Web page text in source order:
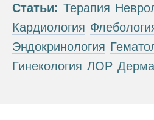
Статьи: Терапия
Кардиология
Эндокринология
Гинекология ЛОР